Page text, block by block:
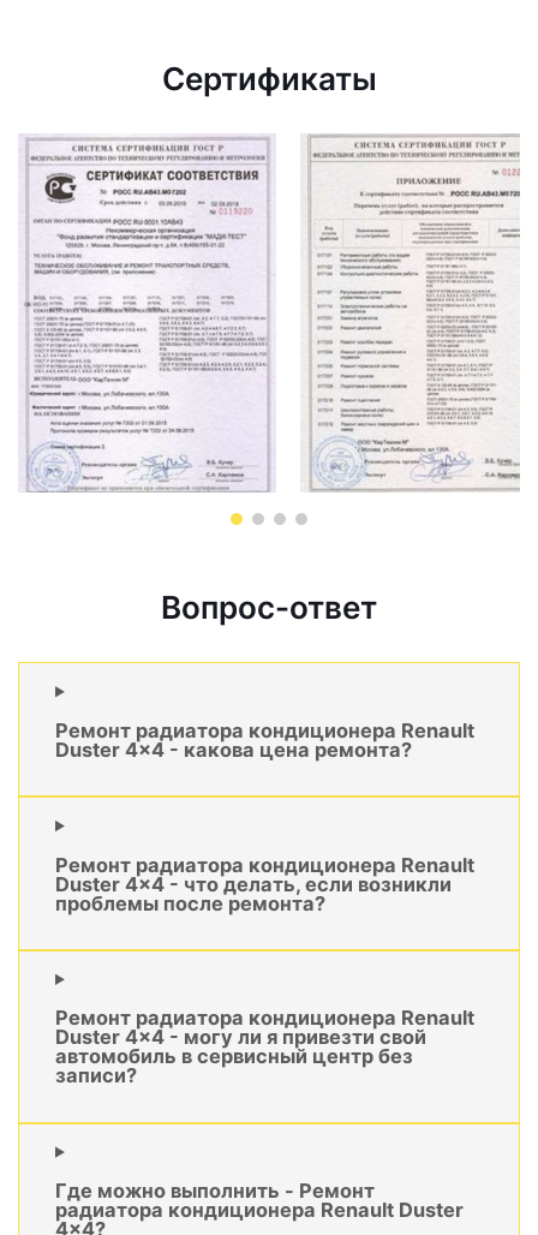
Сертификаты
Вопрос-ответ
Ремонт радиатора кондиционера Renault
Duster 4x4 - какова цена ремонта?
Ремонт радиатора кондиционера Renault
Duster 4x4 - что делать, если возникли
проблемы после ремонта?
Ремонт радиатора кондиционера Renault
Duster 4x4 - могу ли я привезти свой
автомобиль в сервисный центр без
записи?
Где можно выполнить - Ремонт
радиатора кондиционера Renault Duster
4x4?